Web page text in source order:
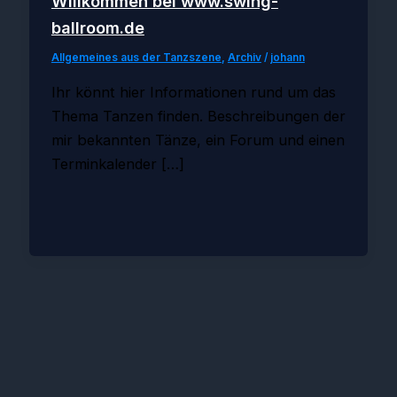
ballroom.de
Allgemeines aus der Tanzszene, Archiv/ johann
Ihr könnt hier Informationen rund um das
Thema Tanzen finden. Beschreibungen der
mir bekannten Tänze, ein Forum und einen
Terminkalender […]